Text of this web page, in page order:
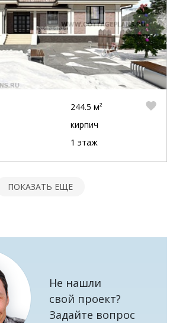
244.5 м²
кирпич
1 этаж
ПОКАЗАТЬ ЕЩЕ
Не нашли
свой проект?
Задайте вопрос